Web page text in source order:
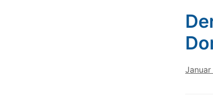
Januar